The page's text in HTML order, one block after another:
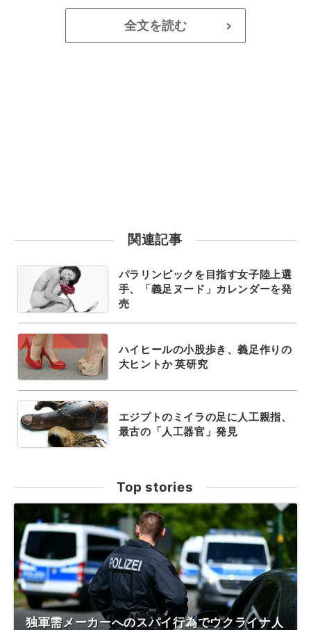
全文を読む >
関連記事
パラリンピックを目指す女子陸上選
手、「義足ヌード」カレンダーを発
売
ハイヒールの小股歩き、義足作りの
大ヒントか 英研究
エジプトのミイラの足に人工親指、
最古の「人工器官」発見
Top stories
独軍需メーカーへのスパイ行為でウクライナ人